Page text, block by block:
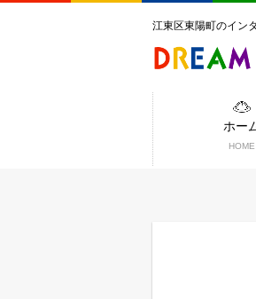
江東区東陽町のイン
ホー
HOME